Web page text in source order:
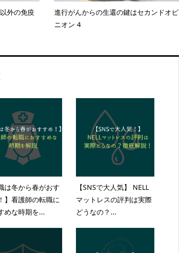
外の免疫
進行がんからの生還の鍵はセカンドオピ
ニオン 4
は冬から春がおす
】看護師の転職に
めな時期を...
【SNSで大人気】 NELL
マットレスの評判は実際
どうなの？...